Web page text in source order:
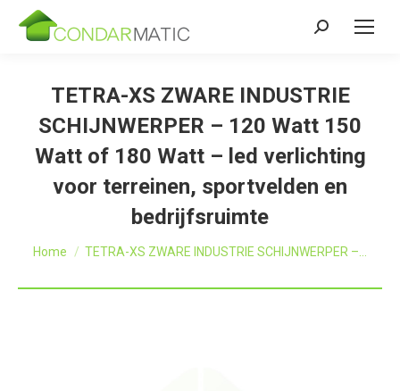
Zoeken:
TETRA-XS ZWARE INDUSTRIE
SCHIJNWERPER – 120 Watt 150
Watt of 180 Watt – led verlichting
voor terreinen, sportvelden en
bedrijfsruimte
Je bent hier:
Home TETRA-XS ZWARE INDUSTRIE SCHIJNWERPER –…